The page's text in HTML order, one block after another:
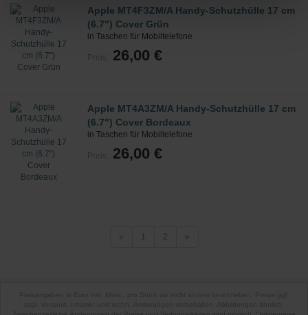
Apple MT4F3ZM/A Handy-Schutzhülle 17 cm
(6.7") Cover Grün
in Taschen für Mobiltelefone
26,00 €
Apple MT4A3ZM/A Handy-Schutzhülle 17 cm
(6.7") Cover Bordeaux
in Taschen für Mobiltelefone
26,00 €
2 »